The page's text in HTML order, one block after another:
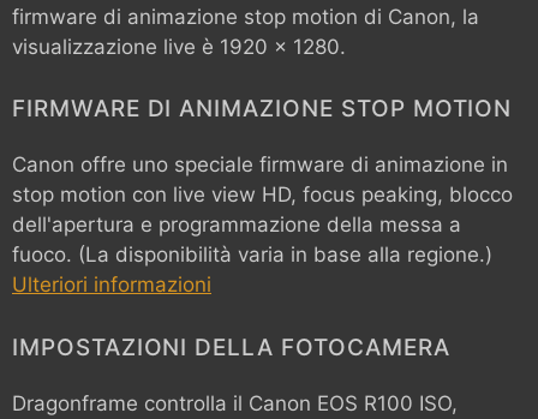
firmware di animazione stop motion di Canon, la
visualizzazione live è 1920 x 1280.
FIRMWARE DI ANIMAZIONE STOP MOTION
Canon offre uno speciale firmware di animazione in
stop motion con live view HD, focus peaking, blocco
dell'apertura e programmazione della messa a
fuoco. (La disponibilità varia in base alla regione.)
Ulteriori informazioni
IMPOSTAZIONI DELLA FOTOCAMERA
Dragonframe controlla il Canon EOS R100 ISO,